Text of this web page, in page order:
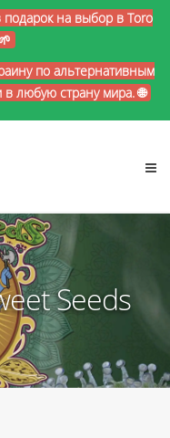
подарок на выбор в Toro
по альтернативным
любую страну мира. 🌐
Seeds